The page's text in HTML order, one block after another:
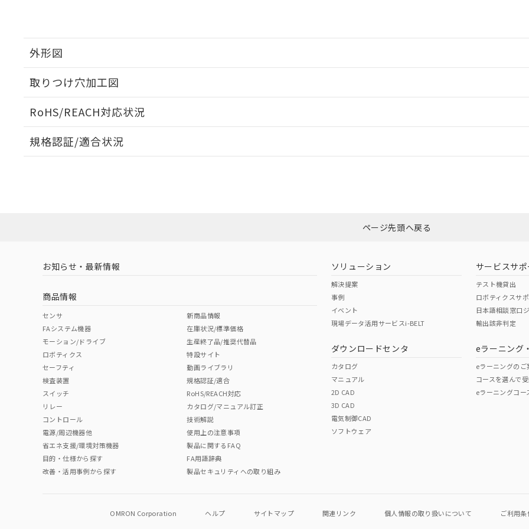
外形図
取りつけ穴加工図
RoHS/REACH対応状況
EU RoHS 注意事項・凡例
ダウンロードはこちら
中国 RoHS 注意事項・凡例
中国 RoHS表
Pb Hg Cr(VI)
"対応済み"や非含有の記載がされた商品であっても、流通在庫等で未対応品が混在する可能性があります。
非含有品が必要な際は、弊社営業部門もしくは販売店へお問い合わせください。
規格認証/適合状況
（イギリス
（ノルウェー
（日本
（アメリカ
この製品の規格認証/適合
その他の認証はこちらのページからご
ページ先頭へ戻る
お知らせ・最新情報
商品情報
センサ
FAシステム機器
モーション/ドライブ
ロボティクス
セーフティ
検査装置
スイッチ
リレー
コントロール
電源/周辺機器他
省エネ支援/環境対策機器
目的・仕様から探す
改善・活用事例から探す
新商品情報
在庫状況/標準価格
生産終了品/推奨代替品
特設サイト
動画ライブラリ
規格認証/適合
RoHS/REACH対応
カタログ/マニュアル訂正
技術解説
使用上の注意事項
製品に関するFAQ
FA用語辞典
製品セキュリティへの取り組み
ソリューション
解決提案
事例
イベント
現場データ活用サービスi-BELT
ダウンロードセンタ
カタログ
マニュアル
2D CAD
3D CAD
電気制御CAD
ソフトウェア
サービスサポ
テスト機貸出
ロボティクスサ
日本語相談窓口
輸出該非判定
eラーニング
eラーニングのご
コースを選んで
eラーニングコー
OMRON Corporation ヘルプ サイトマップ 関連リンク 個人情報の取り扱いについて ご利用条